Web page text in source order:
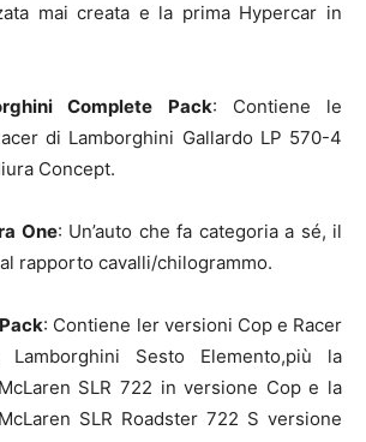
mai creata e la prima Hypercar in
Complete Pack: Contiene le
di Lamborghini Gallardo LP 570-4
Concept.
One: Un’auto che fa categoria a sé, il
rapporto cavalli/chilogrammo.
: Contiene ler versioni Cop e Racer
Sesto Elemento,più la
SLR 722 in versione Cop e la
SLR Roadster 722 S versione